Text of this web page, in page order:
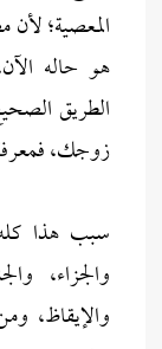
المعصية؛ لأن
هو حاله
الطريق
زوجك،
سبب هذا
والجزاء،
والإيقاظ،